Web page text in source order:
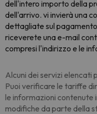
dell'intero importo della
dell'arrivo. vi invierà una
dettagliate sul
riceverete una e-mail
compresi l'indirizzo e le
Alcuni dei servizi elencati
Puoi verificare le tariffe
le informazioni contenute
modifiche da parte della